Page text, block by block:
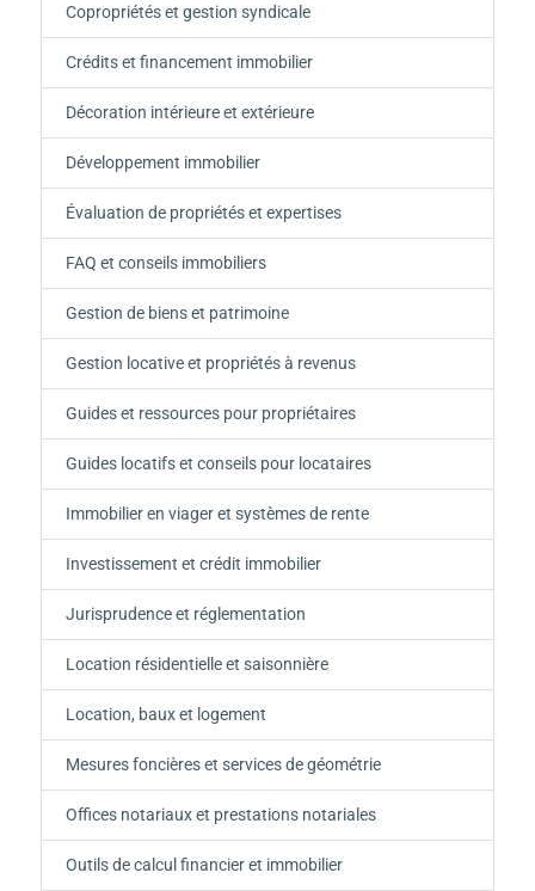
Copropriétés et gestion syndicale
Crédits et financement immobilier
Décoration intérieure et extérieure
Développement immobilier
Évaluation de propriétés et expertises
FAQ et conseils immobiliers
Gestion de biens et patrimoine
Gestion locative et propriétés à revenus
Guides et ressources pour propriétaires
Guides locatifs et conseils pour locataires
Immobilier en viager et systèmes de rente
Investissement et crédit immobilier
Jurisprudence et réglementation
Location résidentielle et saisonnière
Location, baux et logement
Mesures foncières et services de géométrie
Offices notariaux et prestations notariales
Outils de calcul financier et immobilier